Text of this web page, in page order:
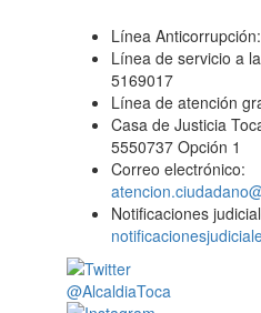
Línea
Línea de servicio a
5169017
Línea de atención
Casa de Justicia
5550737 Opción 1
Correo electrónico:
Notificaciones
@AlcaldiaToca